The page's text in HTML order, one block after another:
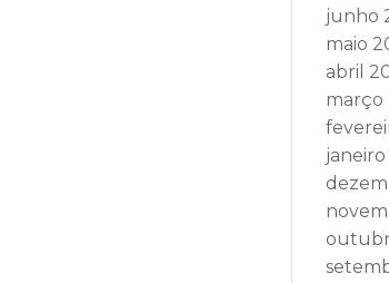
junho
maio
abril
março
janeiro